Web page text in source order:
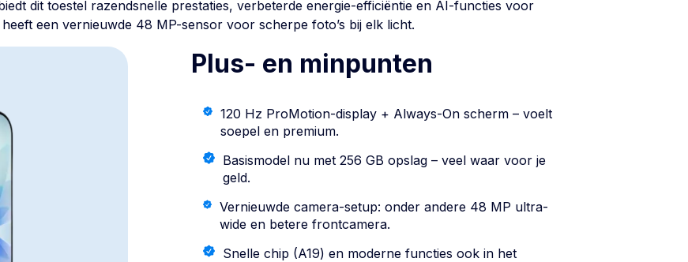
dit toestel razendsnelle prestaties, verbeterde energie-efficiëntie en AI-functies voor
een vernieuwde 48 MP-sensor voor scherpe foto’s bij elk licht.
Plus- en minpunten
120 Hz ProMotion-display + Always-On scherm – voelt
soepel en premium.
Basismodel nu met 256 GB opslag – veel waar voor je
geld.
Vernieuwde camera-setup: onder andere 48 MP ultra-
wide en betere frontcamera.
Snelle chip (A19) en moderne functies ook in het